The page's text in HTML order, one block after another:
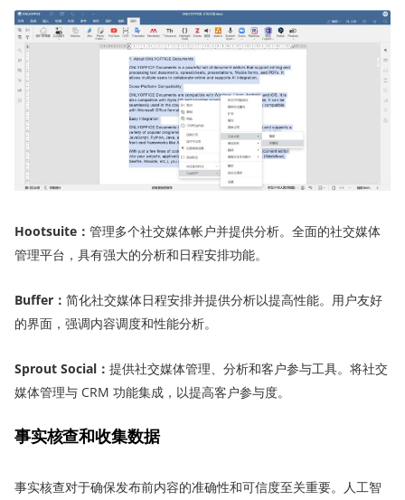
Hootsuite ： 管理多个社交媒体帐户并提供分析。全面的社交媒体
管理平台，具有强大的分析和日程安排功能。
Buffer ： 简化社交媒体日程安排并提供分析以提高性能。用户友好
的界面，强调内容调度和性能分析。
Sprout Social ： 提供社交媒体管理、分析和客户参与工具。将社交
媒体管理与 CRM 功能集成，以提高客户参与度。
事实核查和收集数据
事实核查对于确保发布前内容的准确性和可信度至关重要。人工智